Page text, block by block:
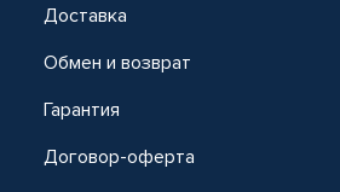
Доставка
Обмен и возврат
Гарантия
Договор-оферта